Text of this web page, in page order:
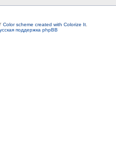
Color scheme created with Colorize It.
поддержка phpBB